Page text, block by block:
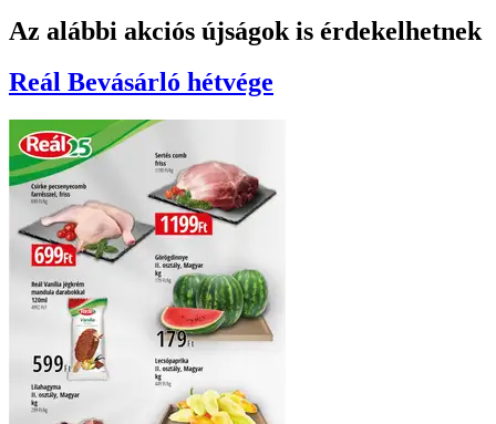
Az alábbi akciós újságok is érdekelhetnek
Reál Bevásárló hétvége